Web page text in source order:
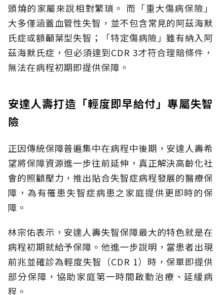
頭燒的家屬來說相對繁瑣。 而「重大傷病保險」
大多僅涵蓋血管性失智，並不包含常見的阿茲海默
氏症或額顳葉型失智；「特定傷病險」雖有納入阿
茲海默氏症，但必須達到CDR 3才符合理賠條件，
無法在病程初期即提供保障。
安達人壽打造「輕度即早給付」專屬失智
險
正因傳統保障普遍集中在病程中後期，安達人壽希
望將保障資源進一步往前延伸，真正解決高齡化社
會的照顧壓力，推出貼合失智症病程發展的醫療保
障，為有罹患失智症病患之家庭提供更即時的保
障。
林宗佑表示，安達人壽失智保障最大的特色就是在
病程初期就給予保障。他進一步說明，當患者出現
前兆並確診為輕度失智（CDR 1）時，保單即提供
部分保障，協助家庭第一時間啟動治療、延緩病
程。